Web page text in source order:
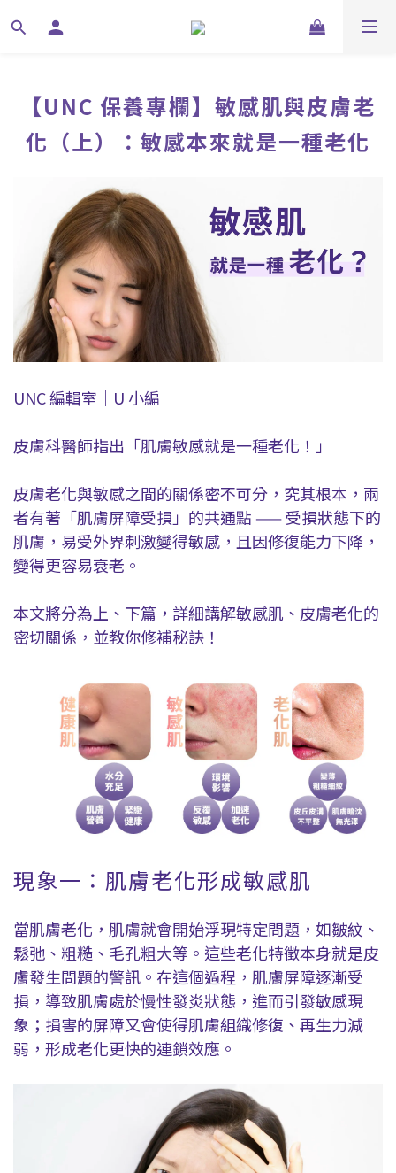
【UNC 保養專欄】敏感肌與皮膚老
化（上）：敏感本來就是一種老化
UNC 編輯室｜U 小編
皮膚科醫師指出「肌膚敏感就是一種老化！」
皮膚老化與敏感之間的關係密不可分，究其根本，兩
者有著「肌膚屏障受損」的共通點 —— 受損狀態下的
肌膚，易受外界刺激變得敏感，且因修復能力下降，
變得更容易衰老。
本文將分為上、下篇，詳細講解敏感肌、皮膚老化的
密切關係，並教你修補秘訣！
現象一：肌膚老化形成敏感肌
當肌膚老化，肌膚就會開始浮現特定問題，如皺紋、
鬆弛、粗糙、毛孔粗大等。這些老化特徵本身就是皮
膚發生問題的警訊。在這個過程，肌膚屏障逐漸受
損，導致肌膚處於慢性發炎狀態，進而引發敏感現
象；損害的屏障又會使得肌膚組織修復、再生力減
弱，形成老化更快的連鎖效應。